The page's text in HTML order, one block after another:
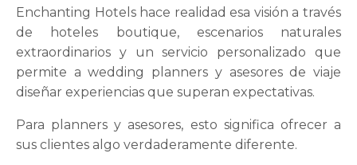
Enchanting Hotels hace realidad esa visión a través
de hoteles boutique, escenarios naturales
extraordinarios y un servicio personalizado que
permite a wedding planners y asesores de viaje
diseñar experiencias que superan expectativas.
Para planners y asesores, esto significa ofrecer a
sus clientes algo verdaderamente diferente.